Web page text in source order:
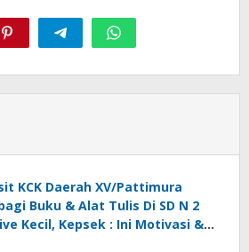
KCK Daerah XV/Pattimura
Buku & Alat Tulis Di SD N 2
Kecil, Kepsek : Ini Motivasi &